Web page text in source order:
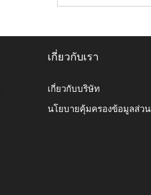
เกี่ยวกับเรา
เกี่ยวกับบริษัท
นโยบายคุ้มครองข้อมูลส่ว